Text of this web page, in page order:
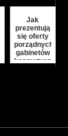
Jak
prezentują
się oferty
porządnych
gabinetów
kosmetycznych?